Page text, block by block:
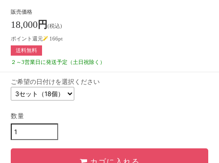
販売価格
18,000円(税込)
ポイント還元 166pt
送料無料
２～3営業日に発送予定（土日祝除く）
ご希望の日付けを選択ください
数量